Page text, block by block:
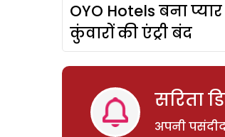
OYO Hotels बना
कुंवारों की एंट्री बंद
सरिता
अपनी